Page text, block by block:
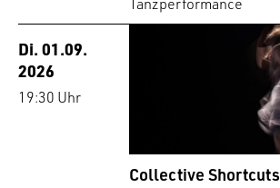
Tanzperformance
Di. 01.09.
2026
19:30 Uhr
Collective Shortcuts